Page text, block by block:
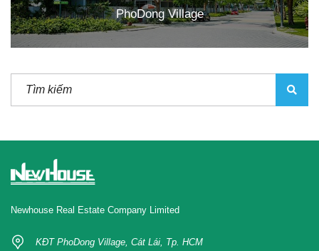
PhoDong Village
Newhouse Real Estate Company Limited
KĐT PhoDong Village, Cát Lái, Tp. HCM